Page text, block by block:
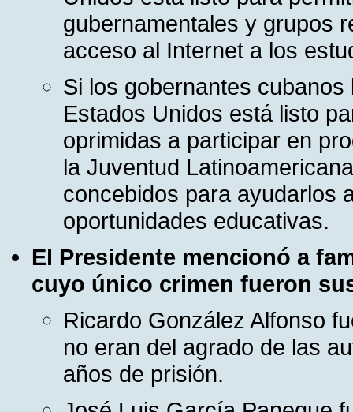
gubernamentales y grupos
acceso al Internet a los
Si los gobernantes
Estados Unidos está listo
oprimidas a participar en
la Juventud
concebidos para ayudarlos
oportunidades educativas.
El Presidente mencionó a
cuyo único crimen fueron
Ricardo González Alfonso
no eran del agrado de las
años de prisión.